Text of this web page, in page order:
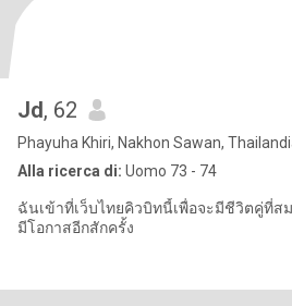
Jd, 62
Phayuha Khiri, Nakhon Sawan,
Alla ricerca di: Uomo 73 - 74
ฉันเข้าที่เว็บไทยคิวบิทนี้เพื่อจะมีชีวิตคู่ที่ส
มีโอกาสอีกสักครั้ง